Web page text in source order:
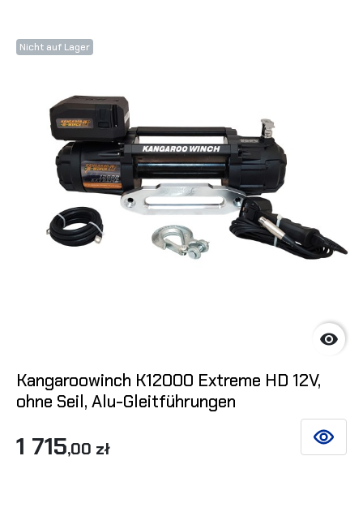
Nicht auf Lager

Kangaroowinch K12000 Extreme HD 12V,
ohne Seil, Alu-Gleitführungen
1 715,00 zł SIEHE